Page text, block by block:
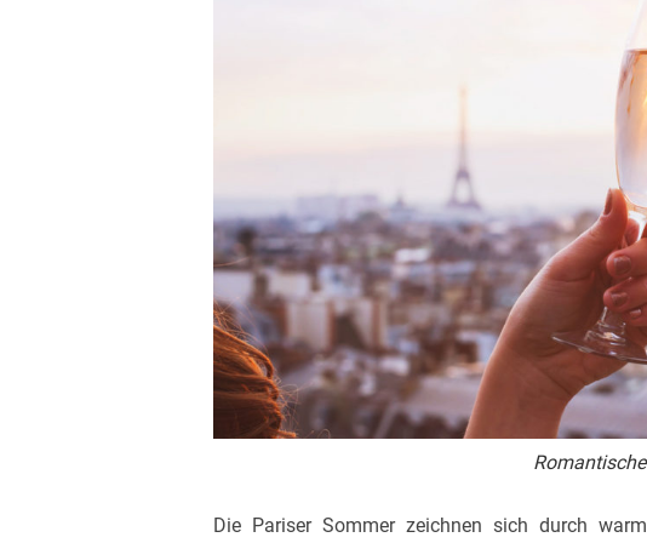
Die Pariser Sommer zeichnen sich durch